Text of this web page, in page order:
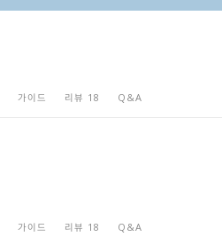
가이드 리뷰 18 Q&A
가이드 리뷰 18 Q&A